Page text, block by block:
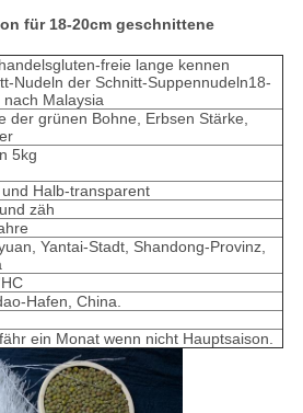
für 18-20cm geschnittene
freie lange kennen
Nudeln der Schnitt-Suppennudeln18-
nach Malaysia
der grünen Bohne, Erbsen Stärke,
5kg
Halb-transparent
zäh
Yantai-Stadt, Shandong-Provinz,
Hafen, China.
ein Monat wenn nicht Hauptsaison.